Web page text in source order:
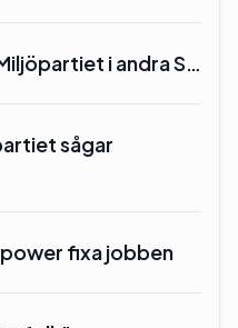
i andra S…
sågar
fixa jobben